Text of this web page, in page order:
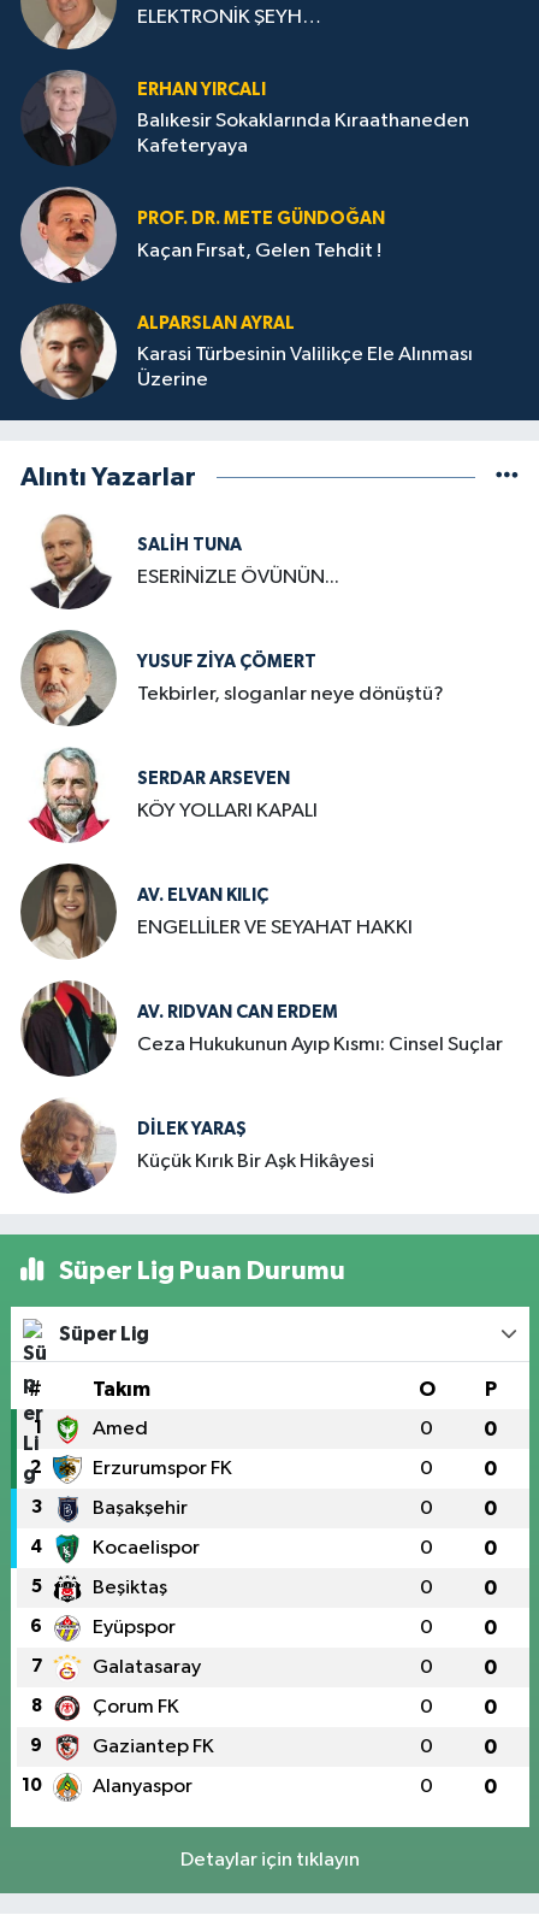
ELEKTRONİK ŞEYH…
ERHAN YIRCALI
Balıkesir Sokaklarında Kıraathaneden
Kafeteryaya
PROF. DR. METE GÜNDOĞAN
Kaçan Fırsat, Gelen Tehdit !
ALPARSLAN AYRAL
Karasi Türbesinin Valilikçe Ele Alınması
Üzerine
Alıntı Yazarlar
SALIH TUNA
ESERİNİZLE ÖVÜNÜN...
YUSUF ZIYA ÇÖMERT
Tekbirler, sloganlar neye dönüştü?
SERDAR ARSEVEN
KÖY YOLLARI KAPALI
AV. ELVAN KILIÇ
ENGELLİLER VE SEYAHAT HAKKI
AV. RIDVAN CAN ERDEM
Ceza Hukukunun Ayıp Kısmı: Cinsel Suçlar
DILEK YARAŞ
Küçük Kırık Bir Aşk Hikâyesi
Süper Lig Puan Durumu
Süper Lig
# Takım O P
1 Amed 0 0
2 Erzurumspor FK 0 0
3 Başakşehir 0 0
4 Kocaelispor 0 0
5 Beşiktaş 0 0
6 Eyüpspor 0 0
7 Galatasaray 0 0
8 Çorum FK 0 0
9 Gaziantep FK 0 0
10 Alanyaspor 0 0
Detaylar için tıklayın